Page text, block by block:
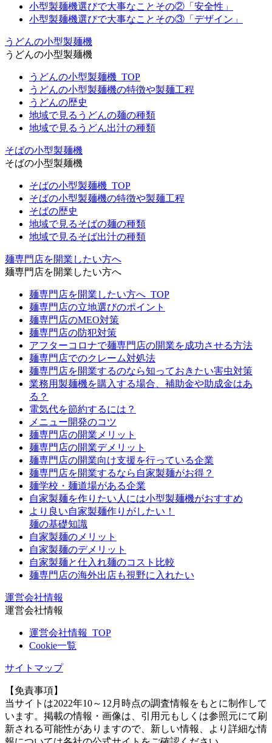
小型製麺機選びで大事なことその②「安全性」
小型製麺機選びで大事なことその③「デザイン」
うどんの小型製麺機
うどんの小型製麺機
うどんの小型製麺機_TOP
うどんの小型製麺機の特徴や製麺工程
うどんの歴史
地域で見るうどんの麺の種類
地域で見るうどん出汁の種類
そばの小型製麺機
そばの小型製麺機
そばの小型製麺機_TOP
そばの小型製麺機の特徴や製麺工程
そばの歴史
地域で見るそばの麺の種類
地域で見るそば出汁の種類
麺専門店を開業したい方へ
麺専門店を開業したい方へ
麺専門店を開業したい方へ_TOP
麺専門店の立地選びのポイント
麺専門店のMEO対策
麺専門店の防犯対策
アフターコロナで麺専門店の開業を成功させる方法
麺専門店でのクレーム対処法
麺専門店を開業するのなら知っておきたい害虫対策
業務用製麺機を購入する場合、補助金や助成金はあ
る？
電気代を節約するには？
メニュー開発のコツ
麺専門店の開業メリット
麺専門店の開業デメリット
麺専門店の開業向け支援を行っている企業
麺専門店を開業するなら自家製麺がお得？
麺学校・麺道場がある企業
自家製麺を作りたい人には小型製麺機がおすすめ
より良い自家製麺作りがしたい！
麺の基礎知識
自家製麺のメリット
自家製麺のデメリット
自家製麺と仕入れ麺のコスト比較
麺専門店の海外出店も視野に入れたい
運営会社情報
運営会社情報
運営会社情報_TOP
Cookie一覧
サイトマップ
【免責事項】
当サイトは2022年10～12月時点の調査情報をもとに制作して
います。掲載の情報・画像は、引用元もしくは参照元にて刷
新される可能性がありますので、新しい情報、より詳細な情